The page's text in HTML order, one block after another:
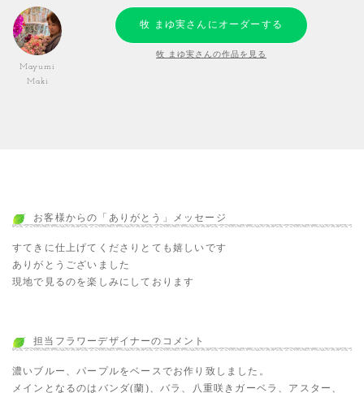
Mayumi
Maki
牧 まゆ実さんにオーダーする
牧 まゆ実さんの作品を見る
お客様からの「ありがとう」メッセージ
すてきに仕上げてくださりとても嬉しいです
ありがとうございました
現地で見るのを楽しみにしております
担当フラワーデザイナーのコメント
濃いブルー、パープルをベースでお作り致しました。
メインとなるのはバンダ(蘭)、バラ、八重咲きガーベラ、アスター、